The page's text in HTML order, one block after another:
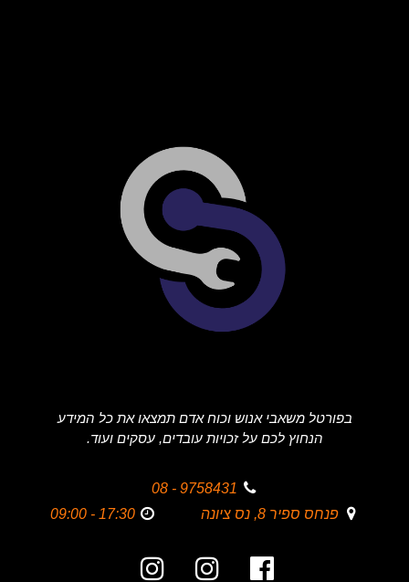
בפורטל משאבי אנוש וכוח אדם תמצאו את כל המידע
הנחוץ לכם על זכויות עובדים, עסקים ועוד.
9758431 - 08
פנחס ספיר 8, נס ציונה
17:30 - 09:00